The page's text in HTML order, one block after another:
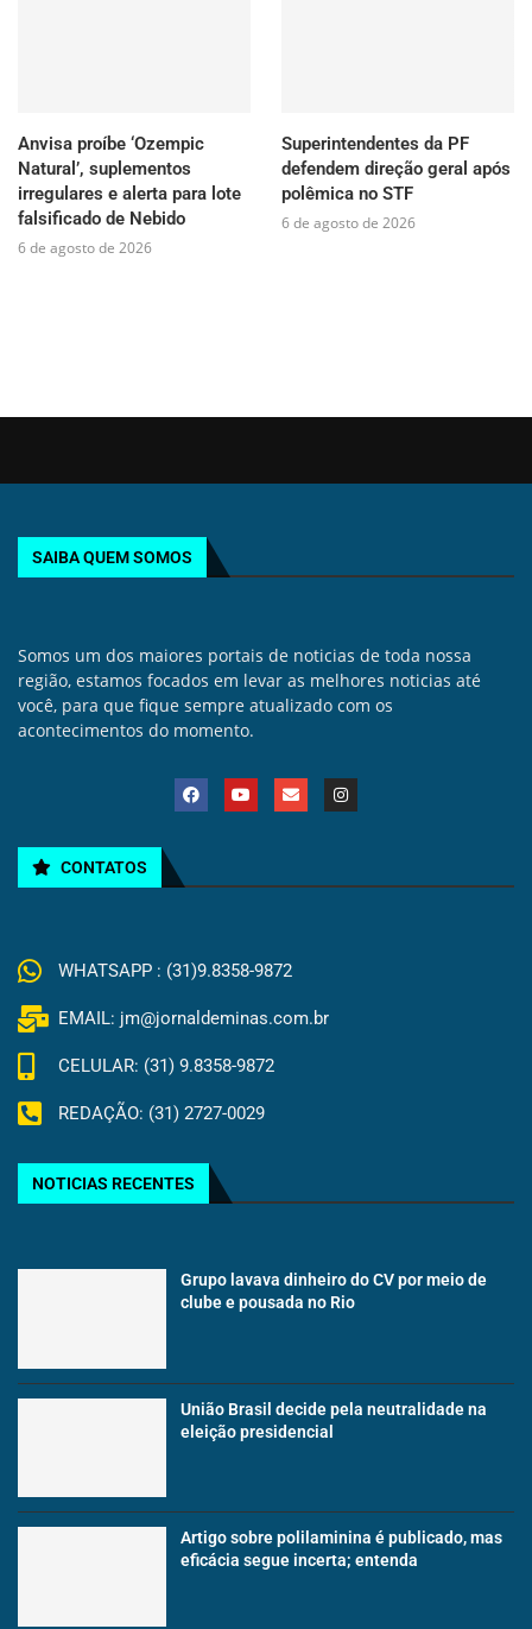
Anvisa proíbe ‘Ozempic
Natural’, suplementos
irregulares e alerta para lote
falsificado de Nebido
6 de agosto de 2026
Superintendentes da PF
defendem direção geral após
polêmica no STF
6 de agosto de 2026
SAIBA QUEM SOMOS
Somos um dos maiores portais de noticias de toda nossa
região, estamos focados em levar as melhores noticias até
você, para que fique sempre atualizado com os
acontecimentos do momento.
CONTATOS
WHATSAPP : (31)9.8358-9872
EMAIL: jm@jornaldeminas.com.br
CELULAR: (31) 9.8358-9872
REDAÇÃO: (31) 2727-0029
NOTICIAS RECENTES
Grupo lavava dinheiro do CV por meio de
clube e pousada no Rio
União Brasil decide pela neutralidade na
eleição presidencial
Artigo sobre polilaminina é publicado, mas
eficácia segue incerta; entenda